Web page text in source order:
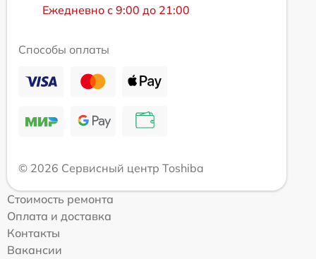
Ежедневно с 9:00 до 21:00
Способы оплаты
© 2026 Сервисный центр Toshiba
Стоимость ремонта
Оплата и доставка
Контакты
Вакансии